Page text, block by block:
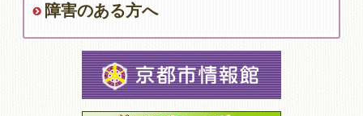
障害のある方へ